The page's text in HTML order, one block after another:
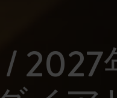
2027